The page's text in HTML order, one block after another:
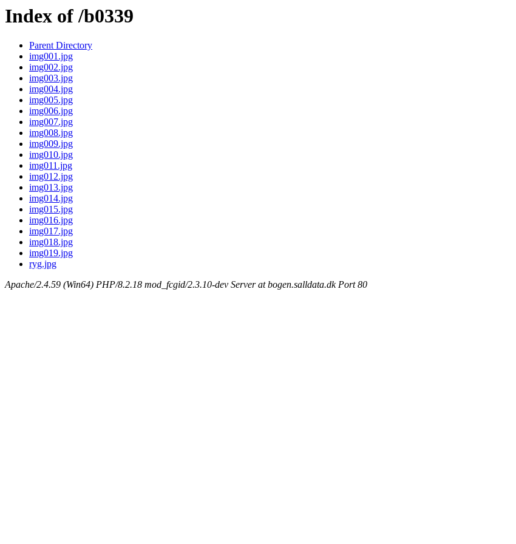
Index of /b0339
Parent Directory
img001.jpg
img002.jpg
img003.jpg
img004.jpg
img005.jpg
img006.jpg
img007.jpg
img008.jpg
img009.jpg
img010.jpg
img011.jpg
img012.jpg
img013.jpg
img014.jpg
img015.jpg
img016.jpg
img017.jpg
img018.jpg
img019.jpg
ryg.jpg
Apache/2.4.59 (Win64) PHP/8.2.18 mod_fcgid/2.3.10-dev Server at bogen.salldata.dk Port 80